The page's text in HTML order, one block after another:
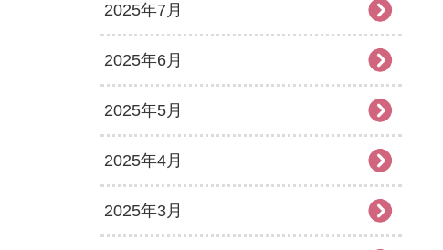
2025年7月
2025年6月
2025年5月
2025年4月
2025年3月